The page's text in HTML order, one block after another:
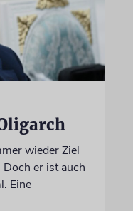
wieder Ziel
er ist auch
Eine